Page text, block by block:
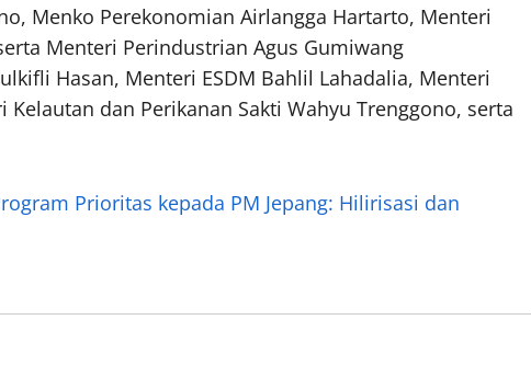
Menko Perekonomian Airlangga Hartarto, Menteri
Menteri Perindustrian Agus Gumiwang
Hasan, Menteri ESDM Bahlil Lahadalia, Menteri
dan Perikanan Sakti Wahyu Trenggono, serta
Prioritas kepada PM Jepang: Hilirisasi dan